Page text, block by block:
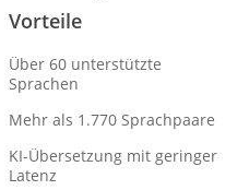
Vorteile
Über 60 unterstützte
Sprachen
Mehr als 1.770 Sprachpaare
KI-Übersetzung mit geringer
Latenz